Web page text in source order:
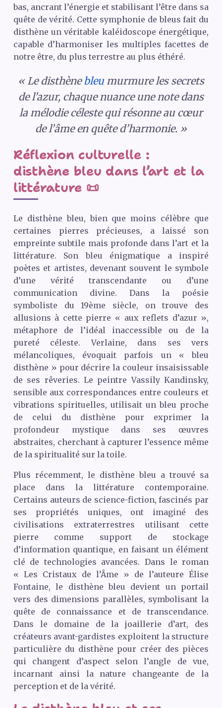
bas, ancrant l’énergie et stabilisant l’être dans sa
quête de vérité. Cette symphonie de bleus fait du
disthène un véritable kaléidoscope énergétique,
capable d’harmoniser les multiples facettes de
notre être, du plus terrestre au plus éthéré.
« Le disthène bleumurmure les secrets
de l’azur, chaque nuance une note dans
la mélodie céleste qui résonne au cœur
de l’âme en quête d’harmonie. »
Réflexion culturelle :
disthène bleu dans l’art et la
littérature 📜
Le disthène bleu, bien que moins célèbre que
certaines pierres précieuses, a laissé son
empreinte subtile mais profonde dans l’art et la
littérature. Son bleu énigmatique a inspiré
poètes et artistes, devenant souvent le symbole
d’une vérité transcendante ou d’une
communication divine. Dans la poésie
symboliste du 19ème siècle, on trouve des
allusions à cette pierre « aux reflets d’azur »,
métaphore de l’idéal inaccessible ou de la
pureté céleste. Verlaine, dans ses vers
mélancoliques, évoquait parfois un « bleu
disthène » pour décrire la couleur insaisissable
de ses rêveries. Le peintre Vassily Kandinsky,
sensible aux correspondances entre couleurs et
vibrations spirituelles, utilisait un bleu proche
de celui du disthène pour exprimer la
profondeur mystique dans ses œuvres
abstraites, cherchant à capturer l’essence même
de la spiritualité sur la toile.
Plus récemment, le disthène bleu a trouvé sa
place dans la littérature contemporaine.
Certains auteurs de science-fiction, fascinés par
ses propriétés uniques, ont imaginé des
civilisations extraterrestres utilisant cette
pierre comme support de stockage
d’information quantique, en faisant un élément
clé de technologies avancées. Dans le roman
« Les Cristaux de l’Âme » de l’auteure Élise
Fontaine, le disthène bleu devient un portail
vers des dimensions parallèles, symbolisant la
quête de connaissance et de transcendance.
Dans le domaine de la joaillerie d’art, des
créateurs avant-gardistes exploitent la structure
particulière du disthène pour créer des pièces
qui changent d’aspect selon l’angle de vue,
incarnant ainsi la nature changeante de la
perception et de la vérité.